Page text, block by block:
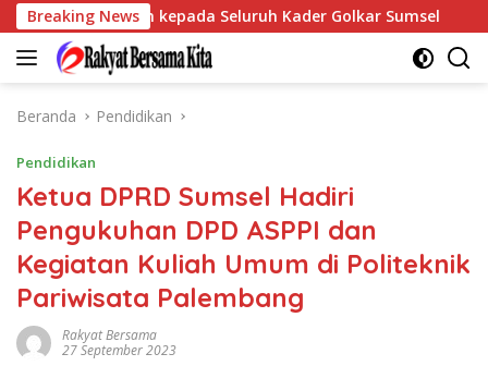
Langsung
ke
konten
Breaking News
Kasih kepada Seluruh Kader Golkar Sumsel
Beranda Pendidikan
Pendidikan
Ketua DPRD Sumsel Hadiri
Pengukuhan DPD ASPPI dan
Kegiatan Kuliah Umum di Politeknik
Pariwisata Palembang
Rakyat Bersama
27 September 2023